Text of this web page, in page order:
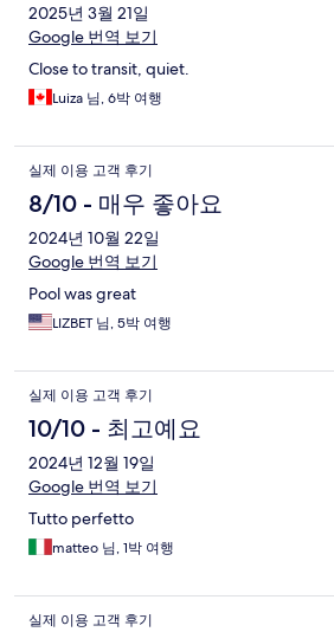
2025년 3월 21일
Google 번역 보기
Close to transit, quiet.
Luiza 님, 6박 여행
실제 이용 고객 후기
8/10 - 매우 좋아요
2024년 10월 22일
Google 번역 보기
Pool was great
LIZBET 님, 5박 여행
실제 이용 고객 후기
10/10 - 최고예요
2024년 12월 19일
Google 번역 보기
Tutto perfetto
matteo 님, 1박 여행
실제 이용 고객 후기